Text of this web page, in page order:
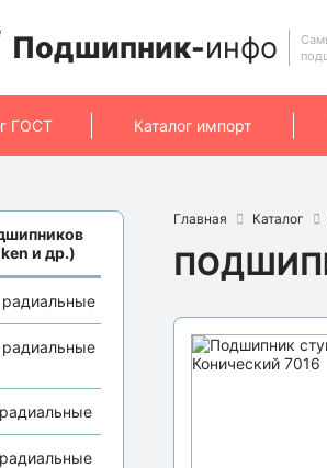
Подшипник-инфо
ГОСТ Каталог импорт
и др.)
Главная Каталог